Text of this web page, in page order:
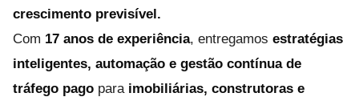
crescimento previsível.
Com 17 anos de experiência, entregamos estratégias
inteligentes, automação e gestão contínua de
tráfego pago para imobiliárias, construtoras e